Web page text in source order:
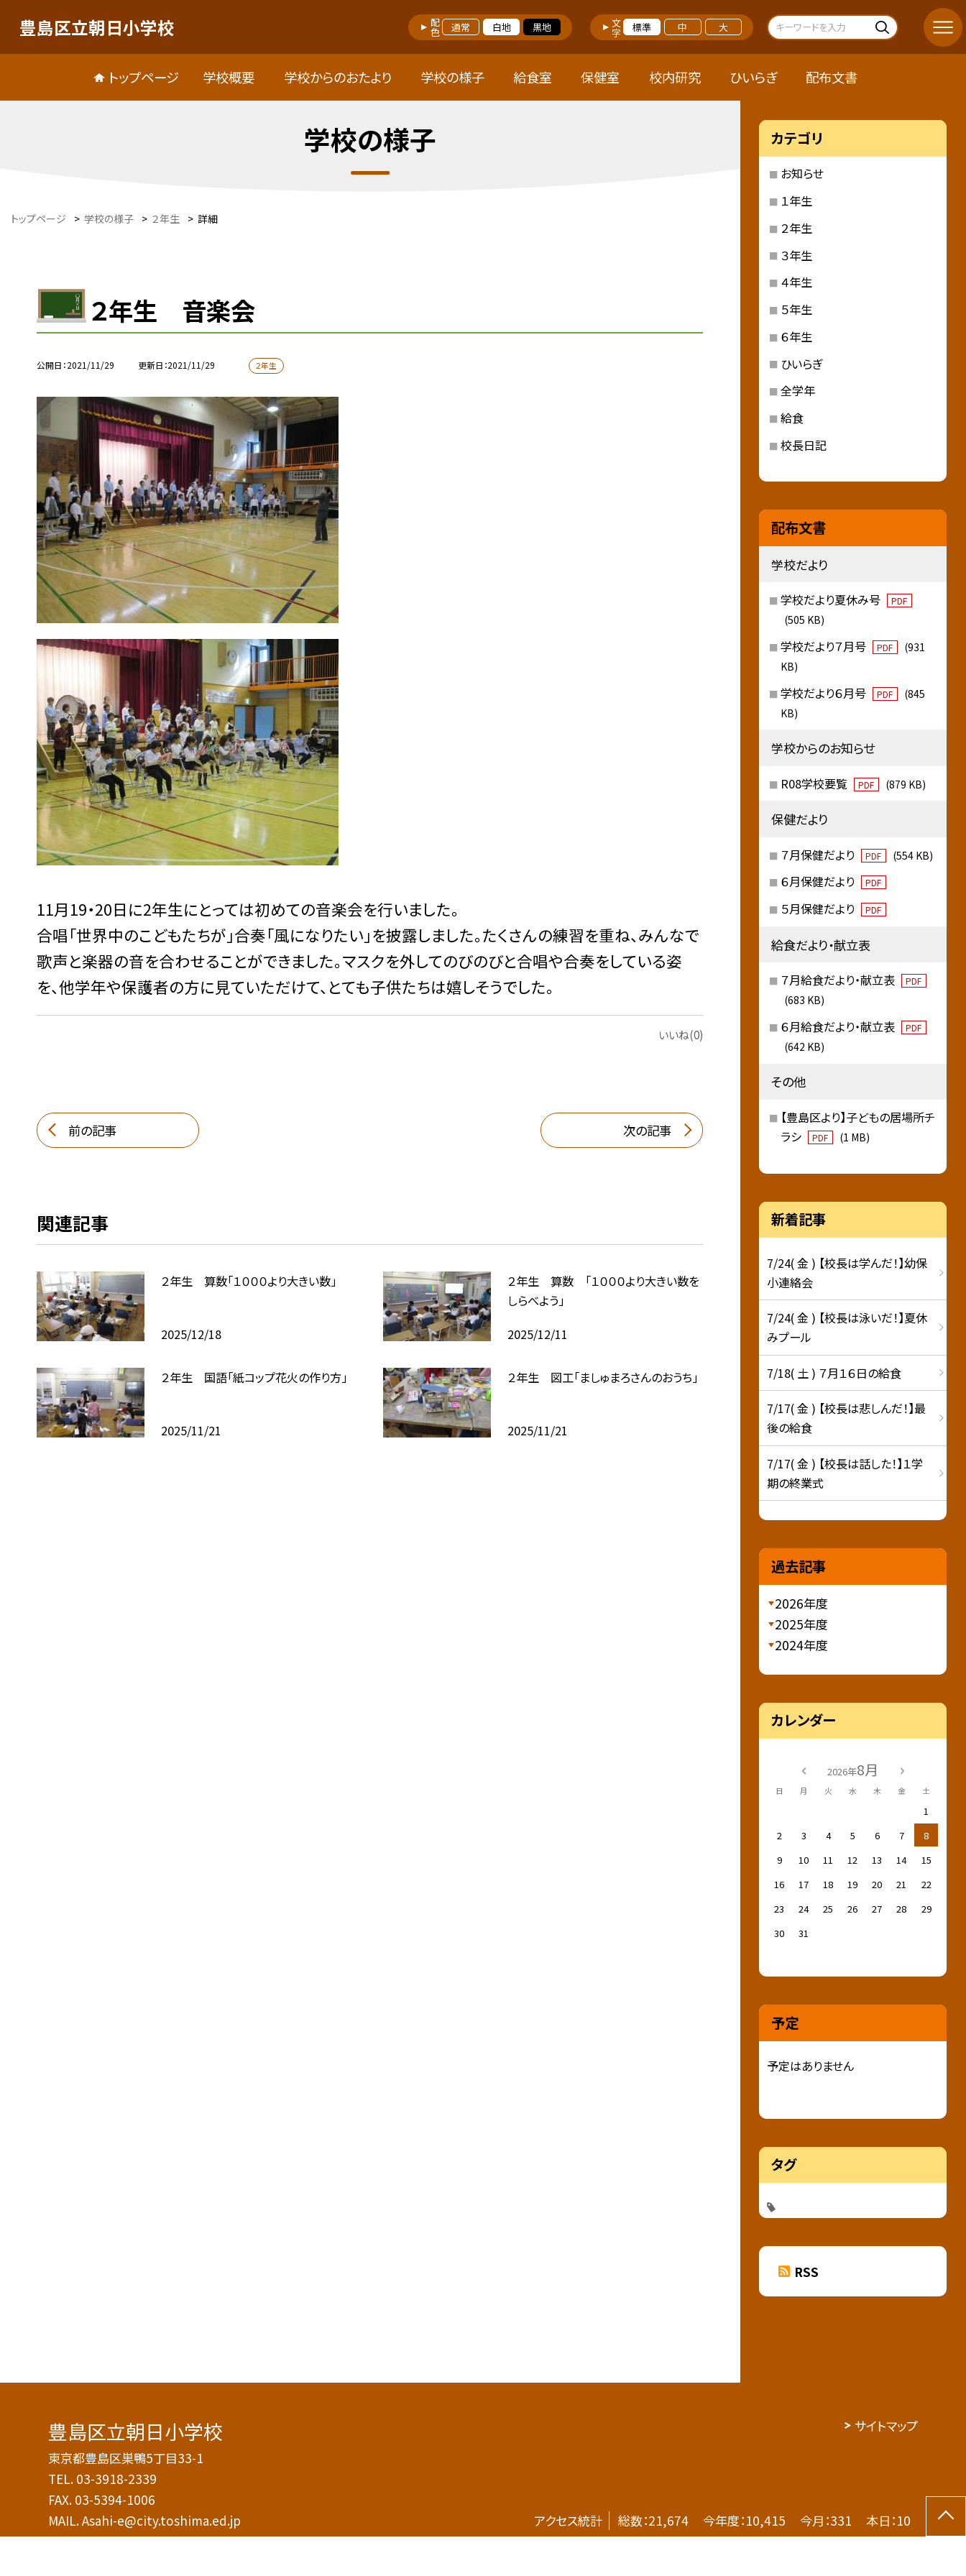
豊島区立朝日小学校 配色 通常 白地 黒地 文字 標準 中 大
トップページ 学校概要 学校からのおたより 学校の様子 給食室 保健室 校内研究 ひいらぎ 配布文書
学校の様子
トップページ > 学校の様子 > ２年生 > 詳細
２年生 音楽会
公開日 2021/11/29 更新日 2021/11/29 ２年生
11月19・20日に2年生にとっては初めての音楽会を行いました。
合唱「世界中のこどもたちが」合奏「風になりたい」を披露しました。たくさんの練習を重ね、みんなで
歌声と楽器の音を合わせることができました。マスクを外してのびのびと合唱や合奏をしている姿
を、他学年や保護者の方に見ていただけて、とても子供たちは嬉しそうでした。
いいね(0)
前の記事 次の記事
関連記事
２年生 算数「１０００より大きい数」
2025/12/18
２年生 算数 「１０００より大きい数を
しらべよう」
2025/12/11
２年生 国語「紙コップ花火の作り方」
2025/11/21
２年生 図工「ましゅまろさんのおうち」
2025/11/21
カテゴリ
お知らせ
１年生
２年生
３年生
４年生
５年生
６年生
ひいらぎ
全学年
給食
校長日記
配布文書
学校だより
学校だより夏休み号 PDF
(505 KB)
学校だより７月号 PDF
(931
KB)
学校だより６月号 PDF
(845
KB)
学校からのお知らせ
R08学校要覧 PDF (879 KB)
保健だより
７月保健だより PDF (554 KB)
６月保健だより PDF
５月保健だより PDF
給食だより・献立表
７月給食だより・献立表 PDF
(683 KB)
６月給食だより・献立表 PDF
(642 KB)
その他
【豊島区より】子どもの居場所チ
ラシ
PDF (1 MB)
新着記事
7/24( 金 ) 【校長は学んだ！】幼保
小連絡会
7/24( 金 ) 【校長は泳いだ！】夏休
みプール
7/18( 土 ) ７月１６日の給食
7/17( 金 ) 【校長は悲しんだ！】最
後の給食
7/17( 金 ) 【校長は話した！】１学
期の終業式
過去記事
2026年度
2025年度
2024年度
カレンダー
2026年8月
日 月 火 水 木 金 土
1
2
3 4 5 6 7
8
9
10 11 12 13 14
15
16
17 18 19 20 21
22
23
24 25 26 27 28
29
30
31
予定
予定はありません
タグ
RSS
豊島区立朝日小学校
東京都豊島区巣鴨5丁目33-1
TEL. 03-3918-2339
FAX. 03-5394-1006
MAIL. Asahi-e@city.toshima.ed.jp
サイトマップ
アクセス統計 総数：21,674 今年度：10,415 今月：331 本日：10